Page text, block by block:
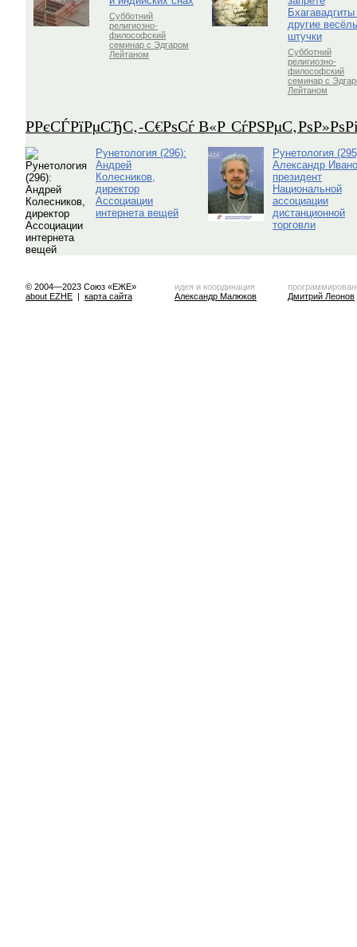
Субботний
религиозно-
философский
семинар с Эдгаром
Лейтаном
Бхагавадгиты
другие
штучки
Субботний
религиозно-
философский
семинар с
Лейтаном
Р­РєСЃРїРµСЂС‚-С€РѕСѓ В«Р
Рунетология (296):
Андрей
Колесников,
директор
Ассоциации
интернета вещей
Рунетология
Александр
президент
Национальной
ассоциации
дистанционной
торговли
© 2004—2023 Союз «ЕЖЕ»
about EZHE | карта сайта
идея и координация
Александр Малюков
Дмитрий Леонов